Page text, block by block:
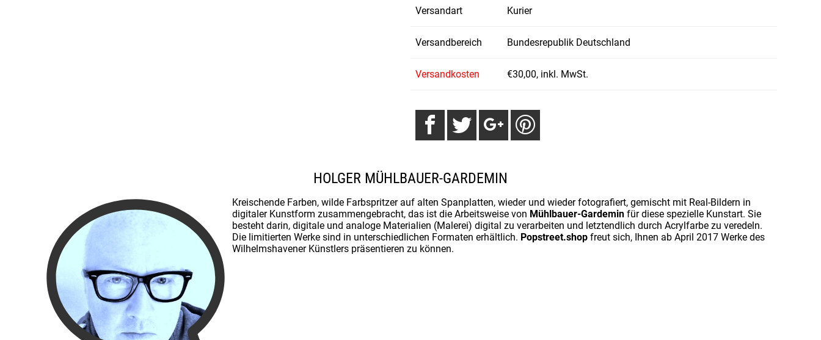
Versandart Kurier
Versandbereich Bundesrepublik Deutschland
Versandkosten €30,00, inkl. MwSt.
HOLGER MÜHLBAUER-GARDEMIN
Kreischende Farben, wilde Farbspritzer auf alten Spanplatten, wieder und wieder fotografiert, gemischt mit Real-Bildern in
digitaler Kunstform zusammengebracht, das ist die Arbeitsweise von Mühlbauer-Gardemin für diese spezielle Kunstart. Sie
besteht darin, digitale und analoge Materialien (Malerei) digital zu verarbeiten und letztendlich durch Acrylfarbe zu veredeln.
Die limitierten Werke sind in unterschiedlichen Formaten erhältlich. Popstreet.shop freut sich, Ihnen ab April 2017 Werke des
Wilhelmshavener Künstlers präsentieren zu können.